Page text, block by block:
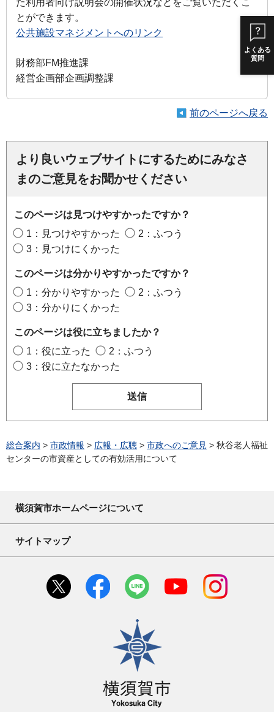
よくある
質問
た利用者向け説明会の開催状況などをご覧いただくこ
とができます。
公共施設マネジメントへのリンク
財務部FM推進課
経営企画部企画調整課
前のページへ戻る
より良いウェブサイトにするためにみなさ
まのご意見をお聞かせください
このページは見つけやすかったですか？
1：見つけやすかった
2：ふつう
3：見つけにくかった
このページは分かりやすかったですか？
1：分かりやすかった
2：ふつう
3：分かりにくかった
このページは役に立ちましたか？
1：役に立った
2：ふつう
3：役に立たなかった
総合案内 > 市政情報 > 広報・広聴 > 市政へのご意見 > 秋谷老人福祉
センターの市資産としての有効活用について
横須賀市ホームページについて
サイトマップ
横須賀市